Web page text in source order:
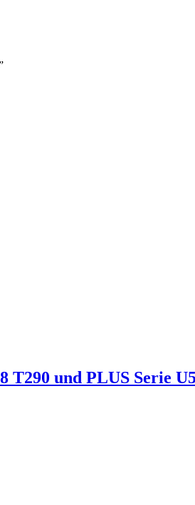
T290 und PLUS Serie